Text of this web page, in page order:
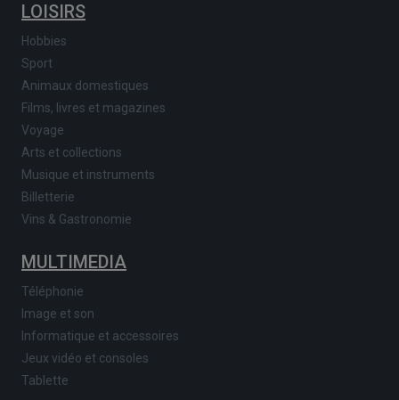
LOISIRS
Hobbies
Sport
Animaux domestiques
Films, livres et magazines
Voyage
Arts et collections
Musique et instruments
Billetterie
Vins & Gastronomie
MULTIMEDIA
Téléphonie
Image et son
Informatique et accessoires
Jeux vidéo et consoles
Tablette